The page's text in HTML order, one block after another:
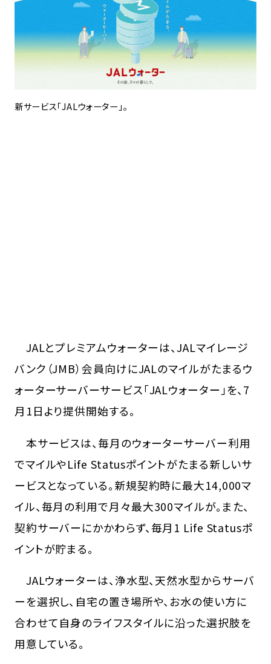
新サービス「JALウォーター」。
JALとプレミアムウォーターは、JALマイレージ
バンク（JMB）会員向けにJALのマイルがたまるウ
ォーターサーバーサービス「JALウォーター」を、7
月1日より提供開始する。
本サービスは、毎月のウォーターサーバー利用
でマイルやLife Statusポイントがたまる新しいサ
ービスとなっている。新規契約時に最大14,000マ
イル、毎月の利用で月々最大300マイルが。また、
契約サーバーにかかわらず、毎月1 Life Statusポ
イントが貯まる。
JALウォーターは、浄水型、天然水型からサーバ
ーを選択し、自宅の置き場所や、お水の使い方に
合わせて自身のライフスタイルに沿った選択肢を
用意している。